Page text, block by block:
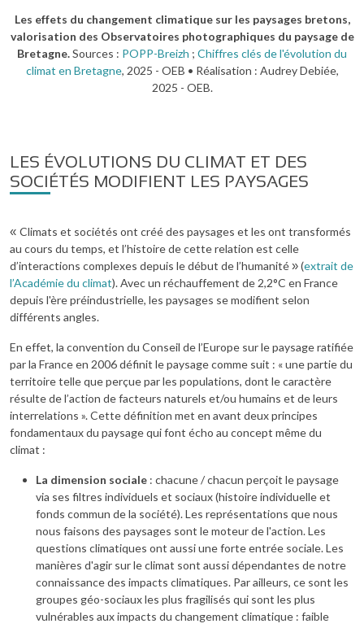
Les effets du changement climatique sur les paysages bretons,
valorisation des Observatoires photographiques du paysage de
Bretagne.Sources : POPP-Breizh ; Chiffres clés de l'évolution du
climat en Bretagne, 2025 - OEB • Réalisation : Audrey Debiée,
2025 - OEB.
LES ÉVOLUTIONS DU CLIMAT ET DES
SOCIÉTÉS MODIFIENT LES PAYSAGES
« Climats et sociétés ont créé des paysages et les ont transformés
au cours du temps, et l’histoire de cette relation est celle
d’interactions complexes depuis le début de l’humanité»(extrait de
l’Académie du climat). Avec un réchauffement de 2,2°C en France
depuis l'ère préindustrielle, les paysages se modifient selon
différents angles.
En effet, la convention du Conseil de l’Europe sur le paysage ratifiée
par la France en 2006 définit le paysage comme suit : « une partie du
territoire telle que perçue par les populations, dont le caractère
résulte de l’action de facteurs naturels et/ou humains et de leurs
interrelations ». Cette définition met en avant deux principes
fondamentaux du paysage qui font écho au concept même du
climat :
La dimension sociale : chacune / chacun perçoit le paysage
via ses filtres individuels et sociaux (histoire individuelle et
fonds commun de la société). Les représentations que nous
nous faisons des paysages sont le moteur de l'action. Les
questions climatiques ont aussi une forte entrée sociale. Les
manières d'agir sur le climat sont aussi dépendantes de notre
connaissance des impacts climatiques. Par ailleurs, ce sont les
groupes géo-sociaux les plus fragilisés qui sont les plus
vulnérables aux impacts du changement climatique : faible